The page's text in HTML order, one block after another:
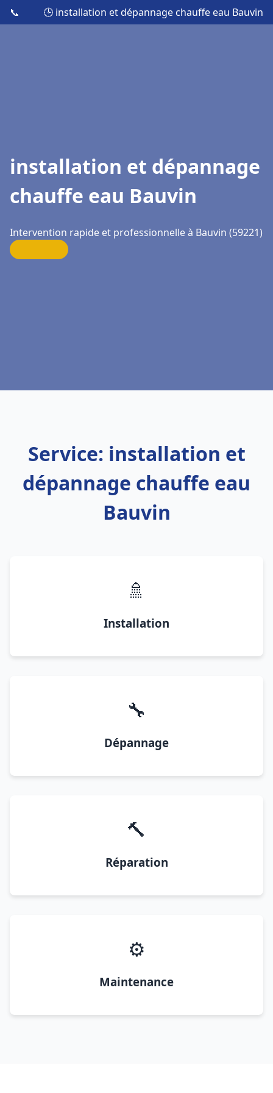
📞 🕒 installation et dépannage chauffe eau Bauvin
installation et dépannage
chauffe eau Bauvin
Intervention rapide et professionnelle à Bauvin (59221)
Service: installation et
dépannage chauffe eau
Bauvin
🚿
Installation
🔧
Dépannage
🔨
Réparation
⚙️
Maintenance